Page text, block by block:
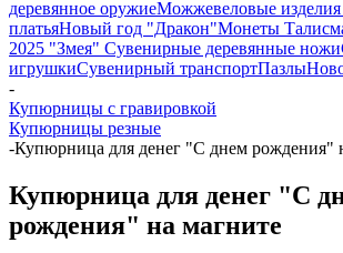
деревянное оружиеМожжевеловые изделия
платьяНовый год "Дракон"Монеты
2025 "Змея" Сувенирные деревянные ножи
игрушкиСувенирный транспортПазлы
-
Купюрницы с гравировкой
Купюрницы резные
-Купюрница для денег "С днем рождения"
Купюрница для денег "С
рождения" на магните